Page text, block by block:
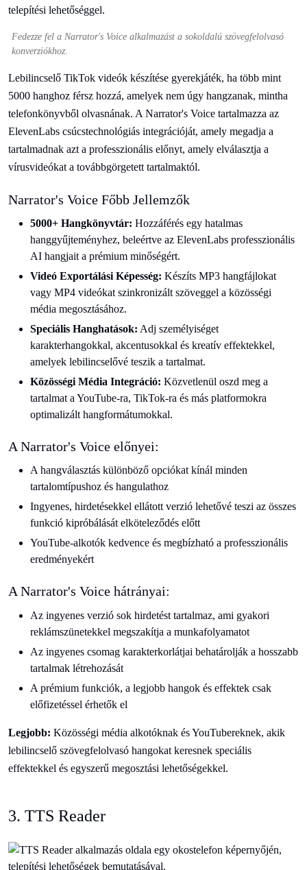
Fedezze fel a Narrator's Voice alkalmazást a sokoldalú szövegfelolvasó
konverziókhoz.
Lebilincselő TikTok videók készítése gyerekjáték, ha több mint
5000 hanghoz férsz hozzá, amelyek nem úgy hangzanak, mintha
telefonkönyvből olvasnának. A Narrator's Voice tartalmazza az
ElevenLabs csúcstechnológiás integrációját, amely megadja a
tartalmadnak azt a professzionális előnyt, amely elválasztja a
vírusvideókat a továbbgörgetett tartalmaktól.
Narrator's Voice Főbb Jellemzők
5000+ Hangkönyvtár: Hozzáférés egy hatalmas
hanggyűjteményhez, beleértve az ElevenLabs professzionális
AI hangjait a prémium minőségért.
Videó Exportálási Képesség: Készíts MP3 hangfájlokat
vagy MP4 videókat szinkronizált szöveggel a közösségi
média megosztásához.
Speciális Hanghatások: Adj személyiséget
karakterhangokkal, akcentusokkal és kreatív effektekkel,
amelyek lebilincselővé teszik a tartalmat.
Közösségi Média Integráció: Közvetlenül oszd meg a
tartalmat a YouTube-ra, TikTok-ra és más platformokra
optimalizált hangformátumokkal.
A Narrator's Voice előnyei:
A hangválasztás különböző opciókat kínál minden
tartalomtípushoz és hangulathoz
Ingyenes, hirdetésekkel ellátott verzió lehetővé teszi az összes
funkció kipróbálását elköteleződés előtt
YouTube-alkotók kedvence és megbízható a professzionális
eredményekért
A Narrator's Voice hátrányai:
Az ingyenes verzió sok hirdetést tartalmaz, ami gyakori
reklámszünetekkel megszakítja a munkafolyamatot
Az ingyenes csomag karakterkorlátjai behatárolják a hosszabb
tartalmak létrehozását
A prémium funkciók, a legjobb hangok és effektek csak
előfizetéssel érhetők el
Legjobb: Közösségi média alkotóknak és YouTubereknek, akik
lebilincselő szövegfelolvasó hangokat keresnek speciális
effektekkel és egyszerű megosztási lehetőségekkel.
3. TTS Reader